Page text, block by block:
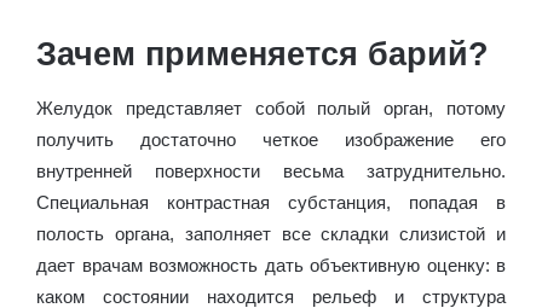
Зачем применяется барий?
Желудок представляет собой полый орган, потому
получить достаточно четкое изображение его
внутренней поверхности весьма затруднительно.
Специальная контрастная субстанция, попадая в
полость органа, заполняет все складки слизистой и
дает врачам возможность дать объективную оценку: в
каком состоянии находится рельеф и структура